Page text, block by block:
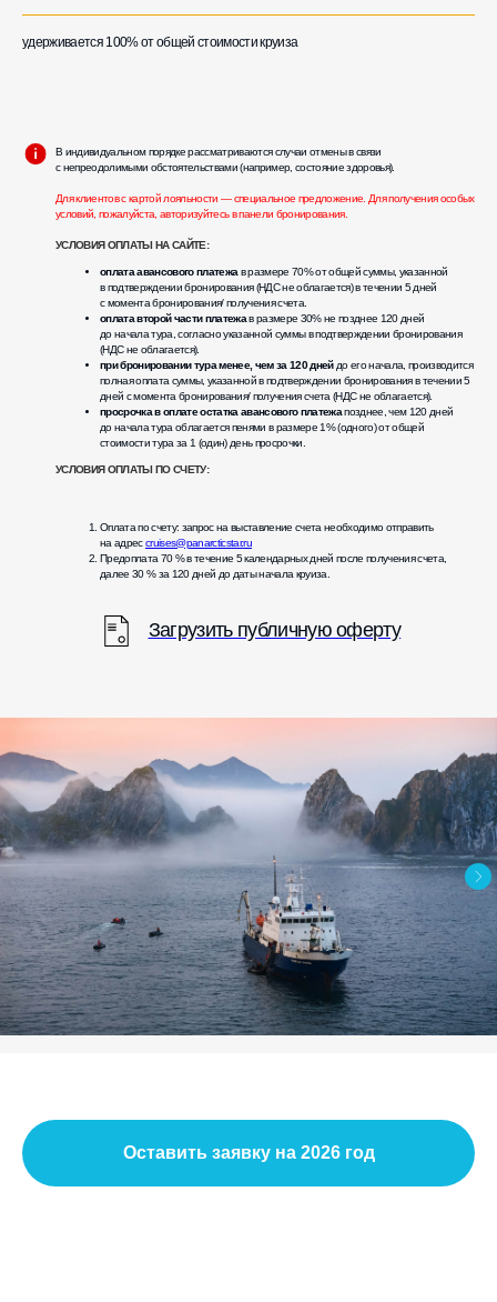
удерживается 100% от общей стоимости круиза
В индивидуальном порядке рассматриваются случаи отмены в связи
с непреодолимыми обстоятельствами (например, состояние здоровья).
Для клиентов с картой лояльности — специальное предложение. Для получения особых
условий, пожалуйста, авторизуйтесь в панели бронирования.
УСЛОВИЯ ОПЛАТЫ НА САЙТЕ:
оплата авансового платежа в размере 70% от общей суммы, указанной
в подтверждении бронирования (НДС не облагается) в течении 5 дней
с момента бронирования/ получения счета.
оплата второй части платежав размере 30% не позднее 120 дней
до начала тура, согласно указанной суммы в подтверждении бронирования
(НДС не облагается).
при бронировании тура менее, чем за 120 днейдо его начала, производится
полная оплата суммы, указанной в подтверждении бронирования в течении 5
дней с момента бронирования/ получения счета (НДС не облагается).
просрочка в оплате остатка авансового платежапозднее, чем 120 дней
до начала тура облагается пенями в размере 1% (одного) от общей
стоимости тура за 1 (один) день просрочки.
УСЛОВИЯ ОПЛАТЫ ПО СЧЕТУ:
Оплата по счету: запрос на выставление счета необходимо отправить
на адресcruises@panarcticstar.ru
Предоплата 70 % в течение 5 календарных дней после получения счета,
далее 30 % за 120 дней до даты начала круиза.
Загрузить публичную оферту
Оставить заявку на 2026 год